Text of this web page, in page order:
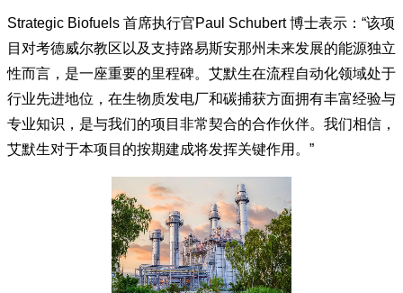
Strategic Biofuels 首席执行官Paul Schubert 博士表示：“该项
目对考德威尔教区以及支持路易斯安那州未来发展的能源独立
性而言，是一座重要的里程碑。艾默生在流程自动化领域处于
行业先进地位，在生物质发电厂和碳捕获方面拥有丰富经验与
专业知识，是与我们的项目非常契合的合作伙伴。我们相信，
艾默生对于本项目的按期建成将发挥关键作用。”